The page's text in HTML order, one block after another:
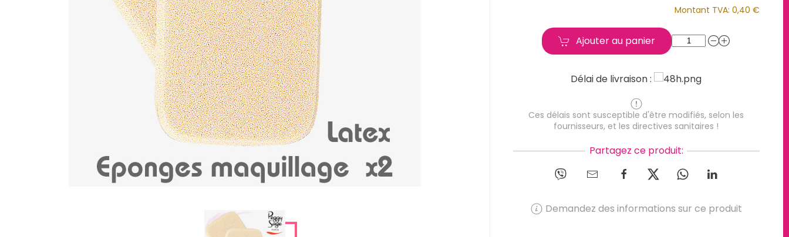
Montant TVA: 0,40 €
Ajouter au panier
Délai de livraison :
Ces délais sont susceptible d'être modifiés, selon les
fournisseurs, et les directives sanitaires !
Partagez ce produit:
Demandez des informations sur ce produit